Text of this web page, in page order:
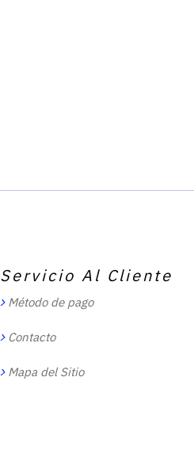
Servicio Al Cliente
Método de pago
Contacto
Mapa del Sitio